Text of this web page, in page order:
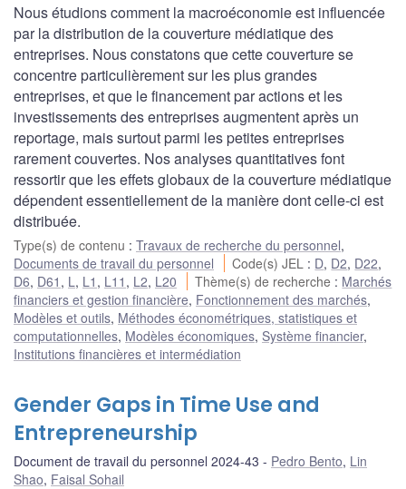
Nous étudions comment la macroéconomie est influencée
par la distribution de la couverture médiatique des
entreprises. Nous constatons que cette couverture se
concentre particulièrement sur les plus grandes
entreprises, et que le financement par actions et les
investissements des entreprises augmentent après un
reportage, mais surtout parmi les petites entreprises
rarement couvertes. Nos analyses quantitatives font
ressortir que les effets globaux de la couverture médiatique
dépendent essentiellement de la manière dont celle-ci est
distribuée.
Type(s) de contenu : Travaux de recherche du personnel,
Documents de travail du personnel
Code(s) JEL : D, D2, D22,
D6, D61 , L , L1 , L11 , L2, L20 Thème(s) de recherche : Marchés
financiers et gestion financière, Fonctionnement des marchés,
Modèles et outils, Méthodes économétriques, statistiques et
computationnelles, Modèles économiques, Système financier,
Institutions financières et intermédiation
Gender Gaps in Time Use and
Entrepreneurship
Document de travail du personnel 2024-43 Pedro Bento, Lin
Shao, Faisal Sohail